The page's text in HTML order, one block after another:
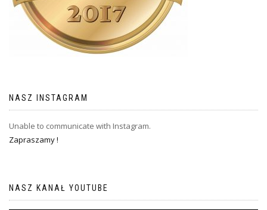
NASZ INSTAGRAM
Unable to communicate with Instagram.
Zapraszamy !
NASZ KANAŁ YOUTUBE